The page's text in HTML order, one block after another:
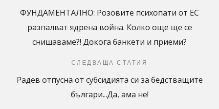
ФУНДАМЕНТАЛНО: Розовите психопати от ЕС
разпалват ядрена война. Колко още ще се
снишаваме?! Докога банкети и приеми?
СЛЕДВАЩА СТАТИЯ
Радев отпусна от субсидията си за бедстващите
българи...Да, ама не!